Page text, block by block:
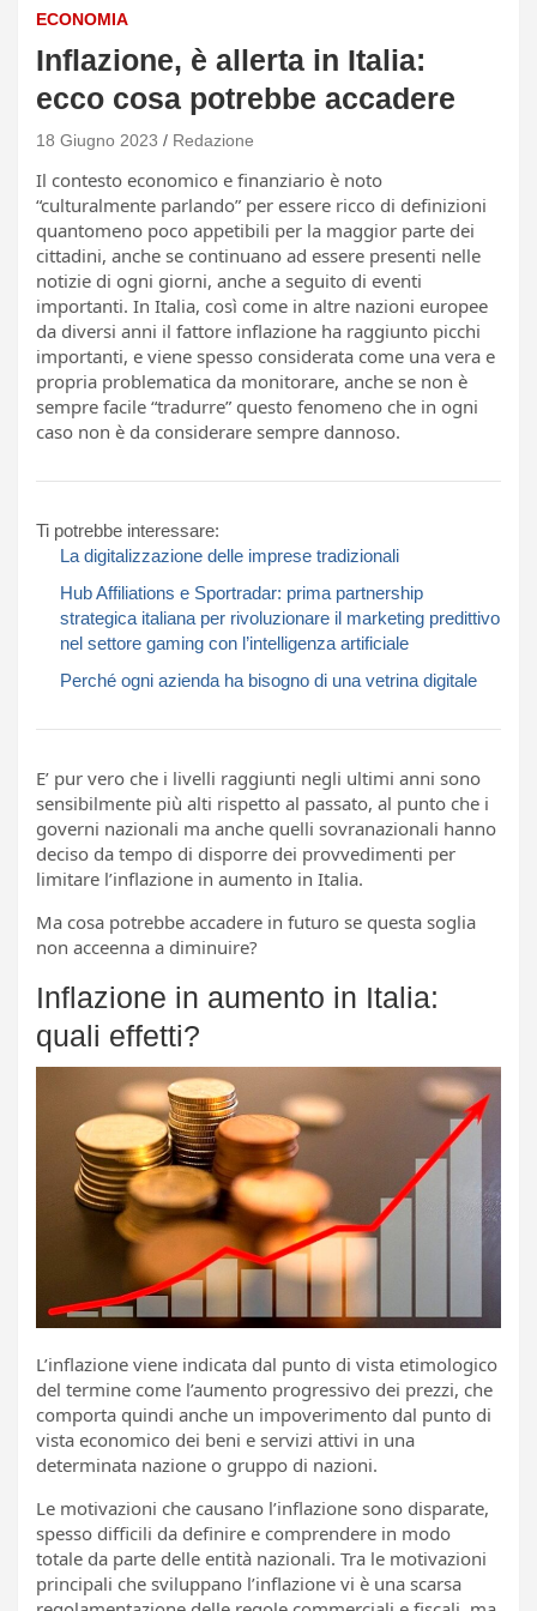
ECONOMIA
Inflazione, è allerta in Italia:
ecco cosa potrebbe accadere
18 Giugno 2023 Redazione
Il contesto economico e finanziario è noto
“culturalmente parlando” per essere ricco di definizioni
quantomeno poco appetibili per la maggior parte dei
cittadini, anche se continuano ad essere presenti nelle
notizie di ogni giorni, anche a seguito di eventi
importanti. In Italia, così come in altre nazioni europee
da diversi anni il fattore inflazione ha raggiunto picchi
importanti, e viene spesso considerata come una vera e
propria problematica da monitorare, anche se non è
sempre facile “tradurre” questo fenomeno che in ogni
caso non è da considerare sempre dannoso.
Ti potrebbe interessare:
La digitalizzazione delle imprese tradizionali
Hub Affiliations e Sportradar: prima partnership
strategica italiana per rivoluzionare il marketing predittivo
nel settore gaming con l’intelligenza artificiale
Perché ogni azienda ha bisogno di una vetrina digitale
E’ pur vero che i livelli raggiunti negli ultimi anni sono
sensibilmente più alti rispetto al passato, al punto che i
governi nazionali ma anche quelli sovranazionali hanno
deciso da tempo di disporre dei provvedimenti per
limitare l’inflazione in aumento in Italia.
Ma cosa potrebbe accadere in futuro se questa soglia
non acceenna a diminuire?
Inflazione in aumento in Italia:
quali effetti?
L’inflazione viene indicata dal punto di vista etimologico
del termine come l’aumento progressivo dei prezzi, che
comporta quindi anche un impoverimento dal punto di
vista economico dei beni e servizi attivi in una
determinata nazione o gruppo di nazioni.
Le motivazioni che causano l’inflazione sono disparate,
spesso difficili da definire e comprendere in modo
totale da parte delle entità nazionali. Tra le motivazioni
principali che sviluppano l’inflazione vi è una scarsa